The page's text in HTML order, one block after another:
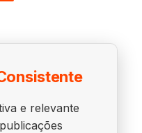
e relevante